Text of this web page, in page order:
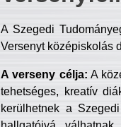
A Szegedi
Versenyt középiskolás
A verseny célja: A
tehetséges, kreatív
kerülhetnek a